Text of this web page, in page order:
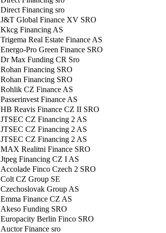
Direct Financing sro
J&T Global Finance XV SRO
Kkcg Financing AS
Trigema Real Estate Finance AS
Energo-Pro Green Finance SRO
Dr Max Funding CR Sro
Rohan Financing SRO
Rohan Financing SRO
Rohlik CZ Finance AS
Passerinvest Finance AS
HB Reavis Finance CZ II SRO
JTSEC CZ Financing 2 AS
JTSEC CZ Financing 2 AS
JTSEC CZ Financing 2 AS
MAX Realitni Finance SRO
Jtpeg Financing CZ I AS
Accolade Finco Czech 2 SRO
Colt CZ Group SE
Czechoslovak Group AS
Emma Finance CZ AS
Akeso Funding SRO
Europacity Berlin Finco SRO
Auctor Finance sro